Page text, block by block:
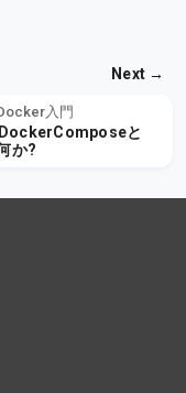
Next →
入門
と
か?